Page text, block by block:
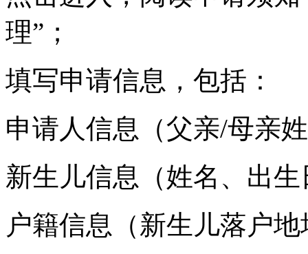
理”；
填写申请信息，包括：
申请人信息（父亲/母亲
新生儿信息（姓名、出
户籍信息（新生儿落户